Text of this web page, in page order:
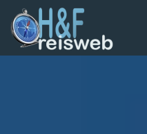
Skip to main content